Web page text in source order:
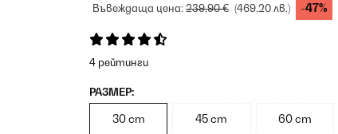
Въвеждаща цена:239,90 € (469,20 лв.) -47%
4 рейтинги
РАЗМЕР:
30 cm 45 cm 60 cm